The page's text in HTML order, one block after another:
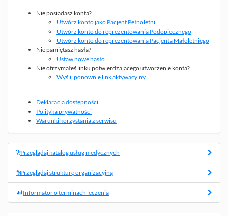
Nie posiadasz konta?
Utwórz konto jako Pacjent Pełnoletni
Utwórz konto do reprezentowania Podopiecznego
Utwórz konto do reprezentowania Pacjenta Małoletniego
Nie pamiętasz hasła?
Ustaw nowe hasło
Nie otrzymałeś linku potwierdzającego utworzenie konta?
Wyślij ponownie link aktywacyjny
Deklaracja dostępności
Polityka prywatności
Warunki korzystania z serwisu
Przeglądaj katalog usług medycznych
Przeglądaj strukturę organizacyjną
Informator o terminach leczenia